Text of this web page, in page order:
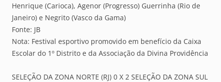
Henrique (Carioca), Agenor (Progresso) Guerrinha (Rio de
Janeiro) e Negrito (Vasco da Gama)
Fonte: JB
Nota: Festival esportivo promovido em benefício da Caixa
Escolar do 1º Distrito e da Associação da Divina Providência
SELEÇÃO DA ZONA NORTE (RJ) 0 X 2 SELEÇÃO DA ZONA SUL